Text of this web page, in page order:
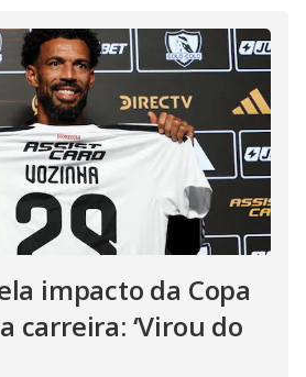
impacto da Copa
carreira: ‘Virou do